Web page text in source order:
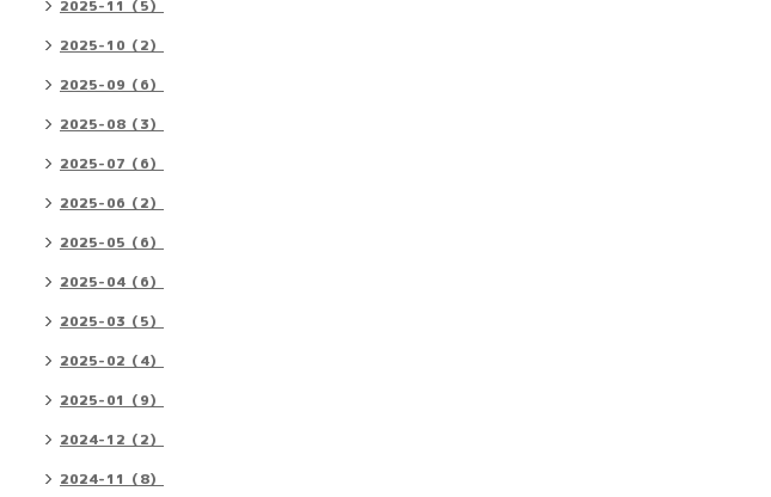
2025-11（5）
2025-10（2）
2025-09（6）
2025-08（3）
2025-07（6）
2025-06（2）
2025-05（6）
2025-04（6）
2025-03（5）
2025-02（4）
2025-01（9）
2024-12（2）
2024-11（8）